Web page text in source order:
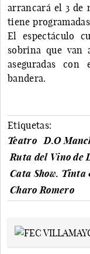
arrancará el 3 de
tiene
El espectáculo
sobrina que van
aseguradas
bandera.
Etiquetas:
Teatro
D.O
Ruta del Vino de
Cata Show.
Charo Romero